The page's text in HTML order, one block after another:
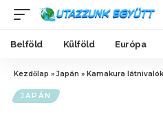
Belföld Külföld Európa
Kezdőlap »Japán » Kamakura látnivalók –
JAPÁN